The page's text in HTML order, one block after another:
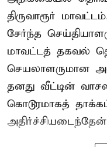
திருவாரூர்
சேர்ந்த
மாவட்டத் தகவல்
செயலாளருமான
தனது வீட்டின்
கொடூரமாகத்